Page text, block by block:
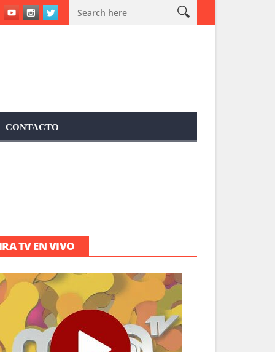
(07/22/2015) “Dr. Misael”, el programa completo (07/22/2015)
CONTACTO
TV EN VIVO